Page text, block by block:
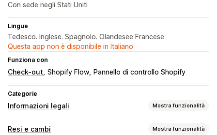
Con sede negli Stati Uniti
Lingue
Tedesco. Inglese. Spagnolo. Olandesee Francese
Questa app non è disponibile in Italiano
Funziona con
Check-out Shopify Flow Pannello di controllo Shopify
Categorie
Informazioni legali Mostra funzionalità
Conformità
Resi e cambi Mostra funzionalità